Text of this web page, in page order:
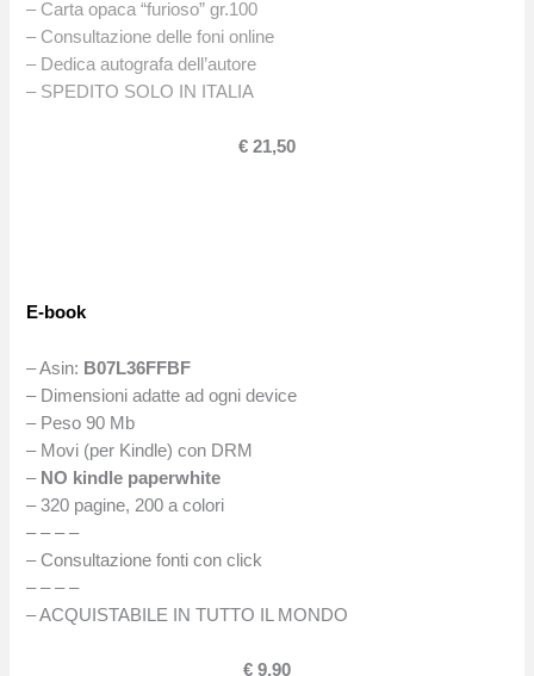
– Carta opaca “furioso” gr.100
– Consultazione delle foni online
– Dedica autografa dell’autore
– SPEDITO SOLO IN ITALIA
€ 21,50
E-book
– Asin: B07L36FFBF
– Dimensioni adatte ad ogni device
– Peso 90 Mb
– Movi (per Kindle) con DRM
– NO kindle paperwhite
– 320 pagine, 200 a colori
– – – –
– Consultazione fonti con click
– – – –
– ACQUISTABILE IN TUTTO IL MONDO
€ 9,90